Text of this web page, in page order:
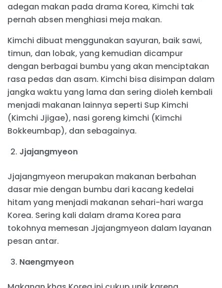
adegan makan pada drama Korea, Kimchi tak
pernah absen menghiasi meja makan.
Kimchi dibuat menggunakan sayuran, baik sawi,
timun, dan lobak, yang kemudian dicampur
dengan berbagai bumbu yang akan menciptakan
rasa pedas dan asam. Kimchi bisa disimpan dalam
jangka waktu yang lama dan sering dioleh kembali
menjadi makanan lainnya seperti Sup Kimchi
(Kimchi Jjigae), nasi goreng kimchi (Kimchi
Bokkeumbap), dan sebagainya.
Jjajangmyeon
Jjajangmyeon merupakan makanan berbahan
dasar mie dengan bumbu dari kacang kedelai
hitam yang menjadi makanan sehari-hari warga
Korea. Sering kali dalam drama Korea para
tokohnya memesan Jjajangmyeon dalam layanan
pesan antar.
Naengmyeon